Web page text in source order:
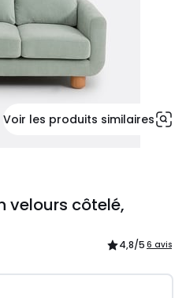
Voir les produits similaires
velours côtelé,
4,8/5 6 avis